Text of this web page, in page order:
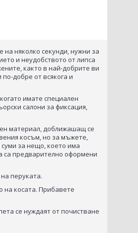
няколко секунди, нужни за
и неудобството от липса
както в най-добрите ви
добре от всякога и
имате специален
салони за фиксация,
материал, доближашащ се
косъм, но за мъжете,
суми за нещо, което има
са предварително оформени
перуката.
на косата. Прибавете
се нуждаят от почистване